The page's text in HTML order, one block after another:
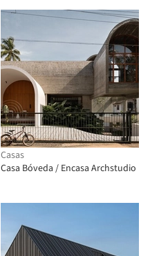
Casas
Casa Bóveda / Encasa Archstudio